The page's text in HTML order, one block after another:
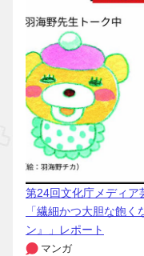
第24回文化庁メディア
「繊細かつ大胆な飽
ン』」レポート
マンガ